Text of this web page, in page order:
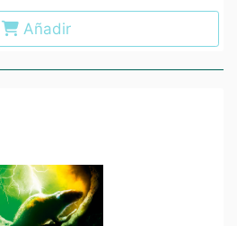
Añadir